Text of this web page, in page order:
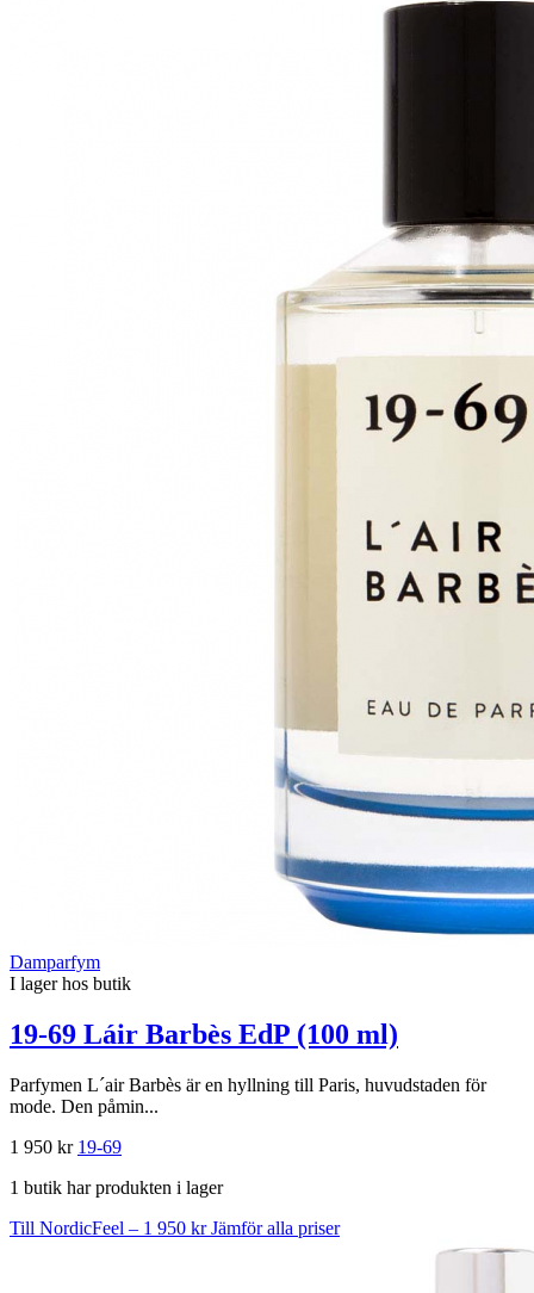
Damparfym
I lager hos butik
19-69 Láir Barbès EdP (100 ml)
Parfymen L´air Barbès är en hyllning till Paris, huvudstaden för
mode. Den påmin...
1 950 kr 19-69
1 butik har produkten i lager
Till NordicFeel – 1 950 krJämför alla priser